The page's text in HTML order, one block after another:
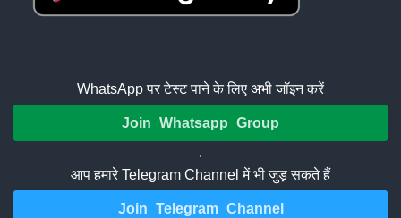
WhatsApp पर टेस्ट पाने के लिए अभी जॉइन करें
Join Whatsapp Group
.
आप हमारे Telegram Channel में भी जुड़ सकते हैं
Join Telegram Channel